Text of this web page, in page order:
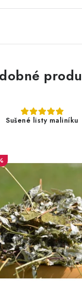
Sušené listy maliníku